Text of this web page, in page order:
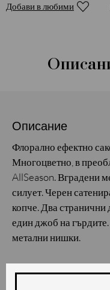
Добави в любими
Описание
Флорално ефектно
Многоцветно, в
AllSeason. Вградени
силует. Черен
копче. Два странични
един джоб на
метални нишки.
Материал и